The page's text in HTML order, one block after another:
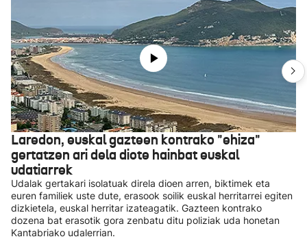
Laredon, euskal gazteen kontrako "ehiza"
gertatzen ari dela diote hainbat euskal
udatiarrek
Udalak gertakari isolatuak direla dioen arren, biktimek eta
euren familiek uste dute, erasook soilik euskal herritarrei egiten
dizkietela, euskal herritar izateagatik. Gazteen kontrako
dozena bat erasotik gora zenbatu ditu poliziak uda honetan
Kantabriako udalerrian.